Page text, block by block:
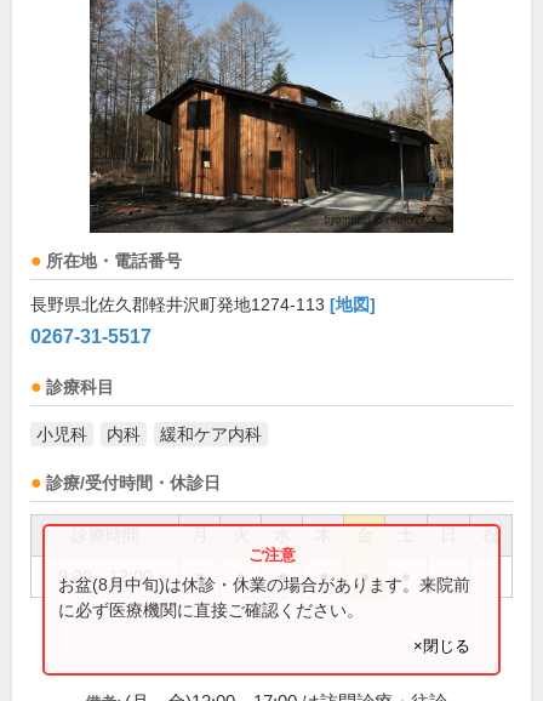
所在地・電話番号
長野県北佐久郡軽井沢町発地1274-113 [地図]
0267-31-5517
診療科目
小児科 内科 緩和ケア内科
診療/受付時間・休診日
祝
9:00～12:00 ● ● ● ● ●
お盆(8月中旬)は休診・休業の場合があります。来院前
に必ず医療機関に直接ご確認ください。
×閉じる